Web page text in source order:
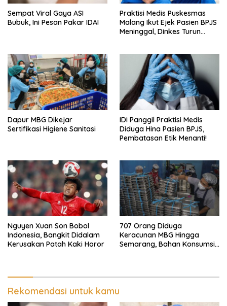
Sempat Viral Gaya ASI
Bubuk, Ini Pesan Pakar IDAI
Praktisi Medis Puskesmas
Malang Ikut Ejek Pasien BPJS
Meninggal, Dinkes Turun
Dapur MBG Dikejar
Sertifikasi Higiene Sanitasi
IDI Panggil Praktisi Medis
Diduga Hina Pasien BPJS,
Pembatasan Etik Menanti!
Nguyen Xuan Son Bobol
Indonesia, Bangkit Didalam
Kerusakan Patah Kaki Horor
707 Orang Diduga
Keracunan MBG Hingga
Semarang, Bahan Konsumsi
Rekomendasi untuk kamu